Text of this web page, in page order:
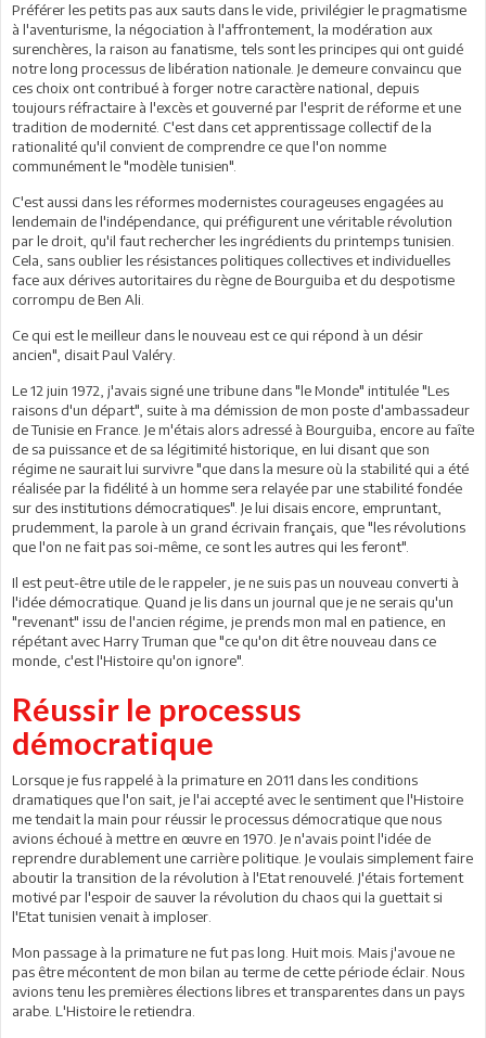
Préférer les petits pas aux sauts dans le vide, privilégier le pragmatisme
à l'aventurisme, la négociation à l'affrontement, la modération aux
surenchères, la raison au fanatisme, tels sont les principes qui ont guidé
notre long processus de libération nationale. Je demeure convaincu que
ces choix ont contribué à forger notre caractère national, depuis
toujours réfractaire à l'excès et gouverné par l'esprit de réforme et une
tradition de modernité. C'est dans cet apprentissage collectif de la
rationalité qu'il convient de comprendre ce que l'on nomme
communément le "modèle tunisien".
C'est aussi dans les réformes modernistes courageuses engagées au
lendemain de l'indépendance, qui préfigurent une véritable révolution
par le droit, qu'il faut rechercher les ingrédients du printemps tunisien.
Cela, sans oublier les résistances politiques collectives et individuelles
face aux dérives autoritaires du règne de Bourguiba et du despotisme
corrompu de Ben Ali.
Ce qui est le meilleur dans le nouveau est ce qui répond à un désir
ancien", disait Paul Valéry.
Le 12 juin 1972, j'avais signé une tribune dans "le Monde" intitulée "Les
raisons d'un départ", suite à ma démission de mon poste d'ambassadeur
de Tunisie en France. Je m'étais alors adressé à Bourguiba, encore au faîte
de sa puissance et de sa légitimité historique, en lui disant que son
régime ne saurait lui survivre "que dans la mesure où la stabilité qui a été
réalisée par la fidélité à un homme sera relayée par une stabilité fondée
sur des institutions démocratiques". Je lui disais encore, empruntant,
prudemment, la parole à un grand écrivain français, que "les révolutions
que l'on ne fait pas soi-même, ce sont les autres qui les feront".
Il est peut-être utile de le rappeler, je ne suis pas un nouveau converti à
l'idée démocratique. Quand je lis dans un journal que je ne serais qu'un
"revenant" issu de l'ancien régime, je prends mon mal en patience, en
répétant avec Harry Truman que "ce qu'on dit être nouveau dans ce
monde, c'est l'Histoire qu'on ignore".
Réussir le processus
démocratique
Lorsque je fus rappelé à la primature en 2011 dans les conditions
dramatiques que l'on sait, je l'ai accepté avec le sentiment que l'Histoire
me tendait la main pour réussir le processus démocratique que nous
avions échoué à mettre en œuvre en 1970. Je n'avais point l'idée de
reprendre durablement une carrière politique. Je voulais simplement faire
aboutir la transition de la révolution à l'Etat renouvelé. J'étais fortement
motivé par l'espoir de sauver la révolution du chaos qui la guettait si
l'Etat tunisien venait à imploser.
Mon passage à la primature ne fut pas long. Huit mois. Mais j'avoue ne
pas être mécontent de mon bilan au terme de cette période éclair. Nous
avions tenu les premières élections libres et transparentes dans un pays
arabe. L'Histoire le retiendra.